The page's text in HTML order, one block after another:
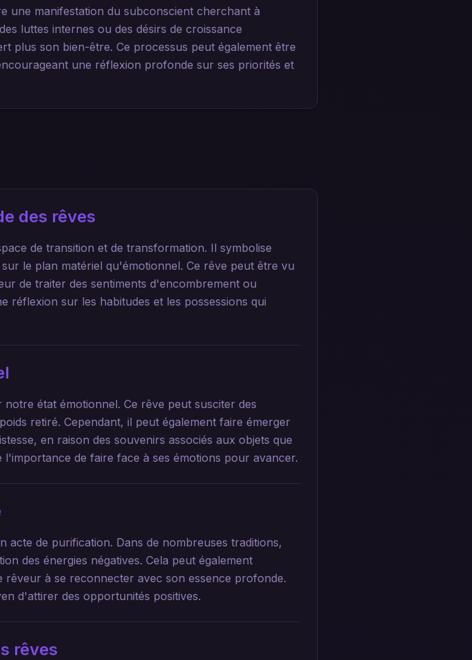
une manifestation du subconscient cherchant à
luttes internes ou des désirs de croissance
plus son bien-être. Ce processus peut également être
une réflexion profonde sur ses priorités et
des rêves
de transition et de transformation. Il symbolise
le plan matériel qu'émotionnel. Ce rêve peut être vu
de traiter des sentiments d'encombrement ou
réflexion sur les habitudes et les possessions qui
état émotionnel. Ce rêve peut susciter des
retiré. Cependant, il peut également faire émerger
en raison des souvenirs associés aux objets que
de faire face à ses émotions pour avancer.
de purification. Dans de nombreuses traditions,
des énergies négatives. Cela peut également
à se reconnecter avec son essence profonde.
d'attirer des opportunités positives.
rêves